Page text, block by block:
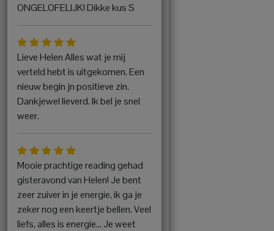
ONGELOFELIJK! Dikke kus S
Lieve Helen Alles wat je mij
verteld hebt is uitgekomen. Een
nieuw begin jn positieve zin.
Dankjewel lieverd. Ik bel je snel
weer.
Mooie prachtige reading gehad
gisteravond van Helen! Je bent
zeer zuiver in je energie, ik ga je
zeker nog een keertje bellen. Veel
liefs, alles is energie... Je weet